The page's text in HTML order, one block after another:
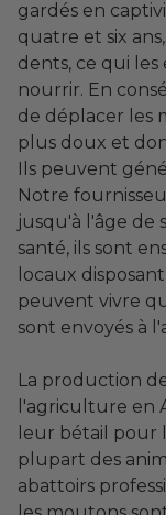
gardés en
quatre et six
dents, ce qui
nourrir. En
de déplacer les
plus doux et
Ils peuvent
Notre
jusqu'à l'âge de
santé, ils sont
locaux
peuvent vivre
sont envoyés à
La production
l'agriculture en
leur bétail pour
plupart des
abattoirs